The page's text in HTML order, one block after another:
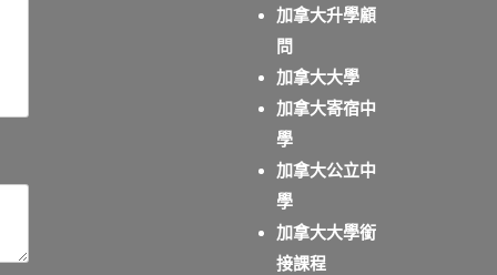
加拿大升學顧
問
加拿大大學
加拿大寄宿中
學
加拿大公立中
學
加拿大大學銜
接課程